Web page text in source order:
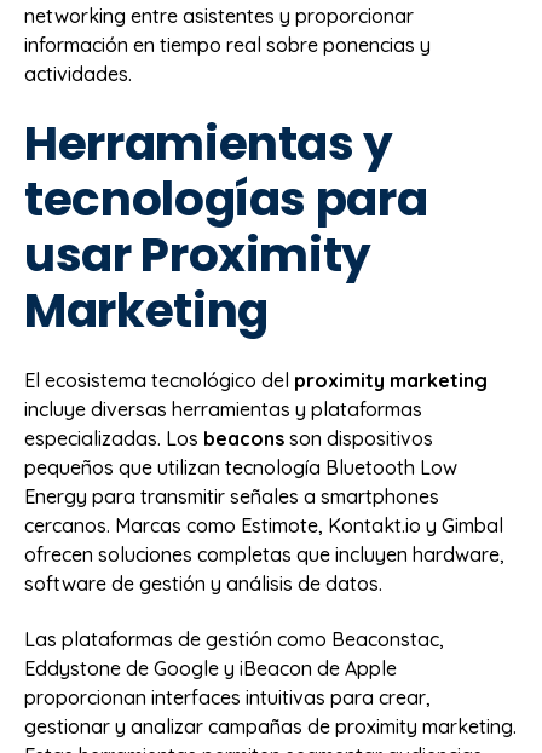
networking entre asistentes y proporcionar
información en tiempo real sobre ponencias y
actividades.
Herramientas y
tecnologías para
usar Proximity
Marketing
El ecosistema tecnológico del proximity marketing
incluye diversas herramientas y plataformas
especializadas. Los beacons son dispositivos
pequeños que utilizan tecnología Bluetooth Low
Energy para transmitir señales a smartphones
cercanos. Marcas como Estimote, Kontakt.io y Gimbal
ofrecen soluciones completas que incluyen hardware,
software de gestión y análisis de datos.
Las plataformas de gestión como Beaconstac,
Eddystone de Google y iBeacon de Apple
proporcionan interfaces intuitivas para crear,
gestionar y analizar campañas de proximity marketing.